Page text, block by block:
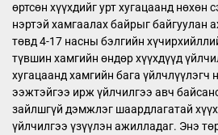
өртсөн хүүхдийг урт хугацаанд нөхөн
нэртэй хамгаалах байрыг
төвд 4-17 насны бэлгийн
түвшин хамгийн өндөр хүүхдүүд
хугацаанд хамгийн бага үйлчлүүлэгч
ээжтэйгээ ирж үйлчилгээ авч
зайлшгүй дэмжлэг шаардлагатай
үйлчилгээ үзүүлэн ажилладаг. Энэ